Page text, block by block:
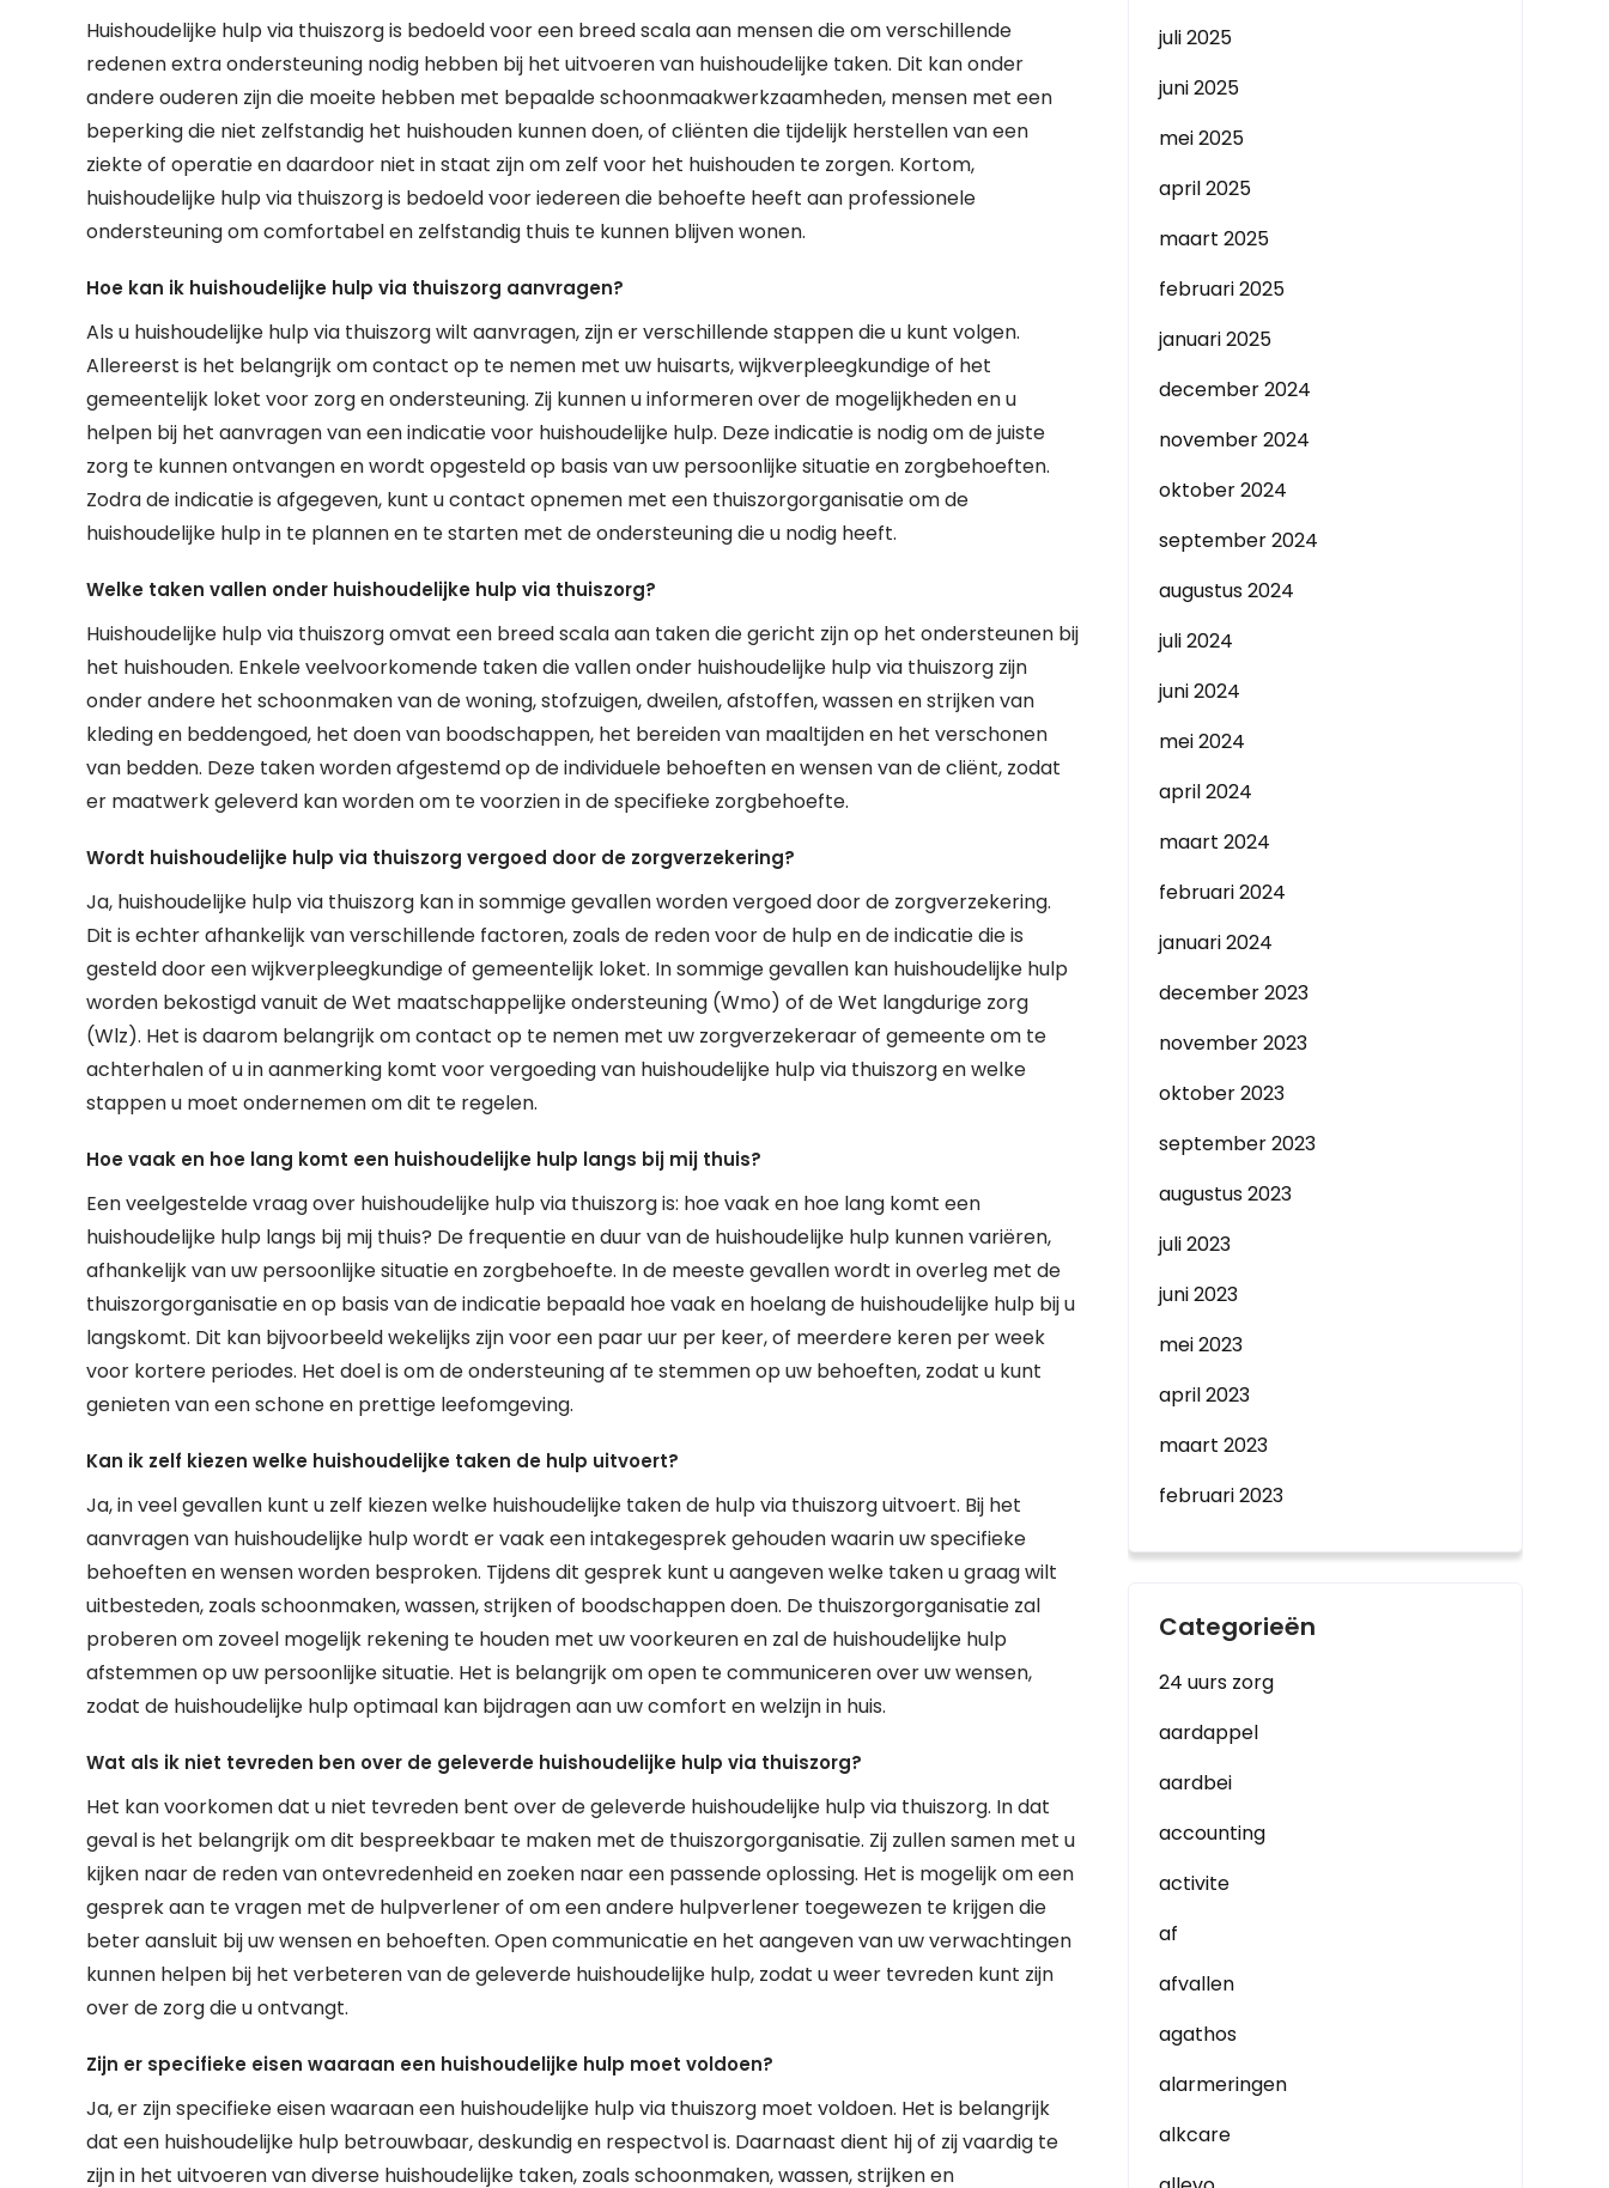
Huishoudelijke hulp via thuiszorg is bedoeld voor een breed scala aan mensen die om verschillende
redenen extra ondersteuning nodig hebben bij het uitvoeren van huishoudelijke taken. Dit kan onder
andere ouderen zijn die moeite hebben met bepaalde schoonmaakwerkzaamheden, mensen met een
beperking die niet zelfstandig het huishouden kunnen doen, of cliënten die tijdelijk herstellen van een
ziekte of operatie en daardoor niet in staat zijn om zelf voor het huishouden te zorgen. Kortom,
huishoudelijke hulp via thuiszorg is bedoeld voor iedereen die behoefte heeft aan professionele
ondersteuning om comfortabel en zelfstandig thuis te kunnen blijven wonen.
Hoe kan ik huishoudelijke hulp via thuiszorg aanvragen?
Als u huishoudelijke hulp via thuiszorg wilt aanvragen, zijn er verschillende stappen die u kunt volgen.
Allereerst is het belangrijk om contact op te nemen met uw huisarts, wijkverpleegkundige of het
gemeentelijk loket voor zorg en ondersteuning. Zij kunnen u informeren over de mogelijkheden en u
helpen bij het aanvragen van een indicatie voor huishoudelijke hulp. Deze indicatie is nodig om de juiste
zorg te kunnen ontvangen en wordt opgesteld op basis van uw persoonlijke situatie en zorgbehoeften.
Zodra de indicatie is afgegeven, kunt u contact opnemen met een thuiszorgorganisatie om de
huishoudelijke hulp in te plannen en te starten met de ondersteuning die u nodig heeft.
Welke taken vallen onder huishoudelijke hulp via thuiszorg?
Huishoudelijke hulp via thuiszorg omvat een breed scala aan taken die gericht zijn op het ondersteunen bij
het huishouden. Enkele veelvoorkomende taken die vallen onder huishoudelijke hulp via thuiszorg zijn
onder andere het schoonmaken van de woning, stofzuigen, dweilen, afstoffen, wassen en strijken van
kleding en beddengoed, het doen van boodschappen, het bereiden van maaltijden en het verschonen
van bedden. Deze taken worden afgestemd op de individuele behoeften en wensen van de cliënt, zodat
er maatwerk geleverd kan worden om te voorzien in de specifieke zorgbehoefte.
Wordt huishoudelijke hulp via thuiszorg vergoed door de zorgverzekering?
Ja, huishoudelijke hulp via thuiszorg kan in sommige gevallen worden vergoed door de zorgverzekering.
Dit is echter afhankelijk van verschillende factoren, zoals de reden voor de hulp en de indicatie die is
gesteld door een wijkverpleegkundige of gemeentelijk loket. In sommige gevallen kan huishoudelijke hulp
worden bekostigd vanuit de Wet maatschappelijke ondersteuning (Wmo) of de Wet langdurige zorg
(Wlz). Het is daarom belangrijk om contact op te nemen met uw zorgverzekeraar of gemeente om te
achterhalen of u in aanmerking komt voor vergoeding van huishoudelijke hulp via thuiszorg en welke
stappen u moet ondernemen om dit te regelen.
Hoe vaak en hoe lang komt een huishoudelijke hulp langs bij mij thuis?
Een veelgestelde vraag over huishoudelijke hulp via thuiszorg is: hoe vaak en hoe lang komt een
huishoudelijke hulp langs bij mij thuis? De frequentie en duur van de huishoudelijke hulp kunnen variëren,
afhankelijk van uw persoonlijke situatie en zorgbehoefte. In de meeste gevallen wordt in overleg met de
thuiszorgorganisatie en op basis van de indicatie bepaald hoe vaak en hoelang de huishoudelijke hulp bij u
langskomt. Dit kan bijvoorbeeld wekelijks zijn voor een paar uur per keer, of meerdere keren per week
voor kortere periodes. Het doel is om de ondersteuning af te stemmen op uw behoeften, zodat u kunt
genieten van een schone en prettige leefomgeving.
Kan ik zelf kiezen welke huishoudelijke taken de hulp uitvoert?
Ja, in veel gevallen kunt u zelf kiezen welke huishoudelijke taken de hulp via thuiszorg uitvoert. Bij het
aanvragen van huishoudelijke hulp wordt er vaak een intakegesprek gehouden waarin uw specifieke
behoeften en wensen worden besproken. Tijdens dit gesprek kunt u aangeven welke taken u graag wilt
uitbesteden, zoals schoonmaken, wassen, strijken of boodschappen doen. De thuiszorgorganisatie zal
proberen om zoveel mogelijk rekening te houden met uw voorkeuren en zal de huishoudelijke hulp
afstemmen op uw persoonlijke situatie. Het is belangrijk om open te communiceren over uw wensen,
zodat de huishoudelijke hulp optimaal kan bijdragen aan uw comfort en welzijn in huis.
Wat als ik niet tevreden ben over de geleverde huishoudelijke hulp via thuiszorg?
Het kan voorkomen dat u niet tevreden bent over de geleverde huishoudelijke hulp via thuiszorg. In dat
geval is het belangrijk om dit bespreekbaar te maken met de thuiszorgorganisatie. Zij zullen samen met u
kijken naar de reden van ontevredenheid en zoeken naar een passende oplossing. Het is mogelijk om een
gesprek aan te vragen met de hulpverlener of om een andere hulpverlener toegewezen te krijgen die
beter aansluit bij uw wensen en behoeften. Open communicatie en het aangeven van uw verwachtingen
kunnen helpen bij het verbeteren van de geleverde huishoudelijke hulp, zodat u weer tevreden kunt zijn
over de zorg die u ontvangt.
Zijn er specifieke eisen waaraan een huishoudelijke hulp moet voldoen?
Ja, er zijn specifieke eisen waaraan een huishoudelijke hulp via thuiszorg moet voldoen. Het is belangrijk
dat een huishoudelijke hulp betrouwbaar, deskundig en respectvol is. Daarnaast dient hij of zij vaardig te
zijn in het uitvoeren van diverse huishoudelijke taken, zoals schoonmaken, wassen, strijken en
juli 2025
juni 2025
mei 2025
april 2025
maart 2025
februari 2025
januari 2025
december 2024
november 2024
oktober 2024
september 2024
augustus 2024
juli 2024
juni 2024
mei 2024
april 2024
maart 2024
februari 2024
januari 2024
december 2023
november 2023
oktober 2023
september 2023
augustus 2023
juli 2023
juni 2023
mei 2023
april 2023
maart 2023
februari 2023
Categorieën
24 uurs zorg
aardappel
aardbei
accounting
activite
af
afvallen
agathos
alarmeringen
alkcare